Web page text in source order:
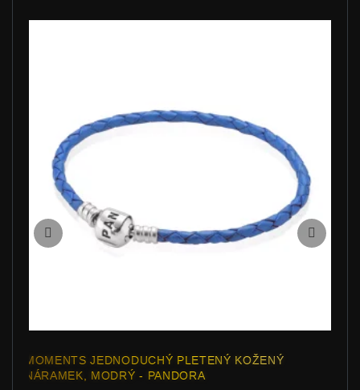
MOMENTS JEDNODUCHÝ PLETENÝ KOŽENÝ
NÁRAMEK, MODRÝ - PANDORA